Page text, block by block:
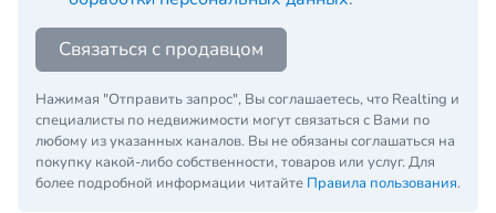
Связаться с продавцом
Нажимая "Отправить запрос", Вы соглашаетесь, что Realting и
специалисты по недвижимости могут связаться с Вами по
любому из указанных каналов. Вы не обязаны соглашаться на
покупку какой-либо собственности, товаров или услуг. Для
более подробной информации читайте Правила пользования.